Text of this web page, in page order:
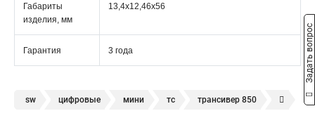
Габариты
изделия, мм
13,4х12,46х56
Гарантия 3 года
sw цифровые мини тс трансивер 850
Задать вопрос